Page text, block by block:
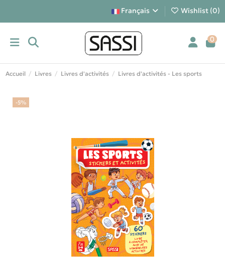
Français Wishlist (0)
0
Accueil Livres Livres d'activités Livres d'activités - Les sports
-5%